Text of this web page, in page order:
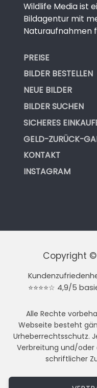
Wildlife Media ist
Bildagentur mit
Naturaufnahmen
PREISE
BILDER BESTELLEN
NEUE BILDER
BILDER SUCHEN
SICHERES
GELD-ZURÜCK-
KONTAKT
INSTAGRAM
Copyright
⭐⭐⭐⭐☆ 4,9/5
Alle Rechte
Webseite besteht
Urheberrechtsschutz.
Verbreitung und/
schriftlicher